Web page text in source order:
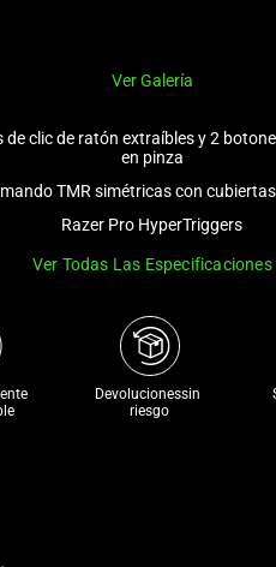
Ver Galería
clic de ratón extraíbles y 2
en pinza
TMR simétricas con
Razer Pro HyperTriggers
Ver Todas Las Especificaciones
Devolucionessin
riesgo